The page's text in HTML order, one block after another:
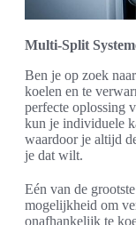
Multi-Split
Ben je op zoek
koelen en te
perfecte oplossing
kun je individuele
waardoor je altijd
je dat wilt.
Eén van de
mogelijkheid om
onafhankelijk te